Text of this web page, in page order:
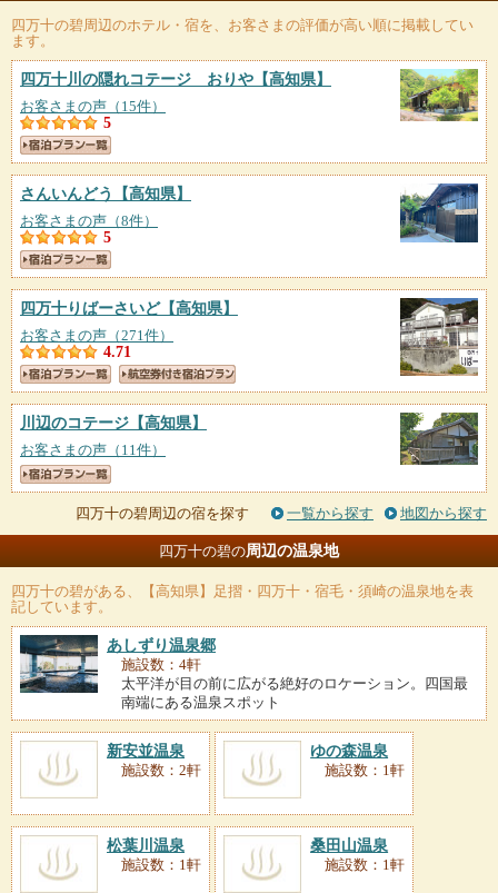
四万十の碧周辺のホテル・宿を、お客さまの評価が高い順に掲載してい
ます。
四万十川の隠れコテージ おりや 【高知県】
お客さまの声（15件）
5
さんいんどう 【高知県】
お客さまの声（8件）
5
四万十りばーさいど【高知県】
お客さまの声（271件）
4.71
川辺のコテージ 【高知県】
お客さまの声（11件）
四万十の碧周辺の宿を探す 一覧から探す 地図から探す
四万十の碧の周辺の温泉地
四万十の碧がある、【高知県】足摺・四万十・宿毛・須崎の温泉地を表
記しています。
あしずり温泉郷
施設数：4軒
太平洋が目の前に広がる絶好のロケーション。四国最
南端にある温泉スポット
新安並温泉
施設数：2軒
ゆの森温泉
施設数：1軒
松葉川温泉
施設数：1軒
桑田山温泉
施設数：1軒